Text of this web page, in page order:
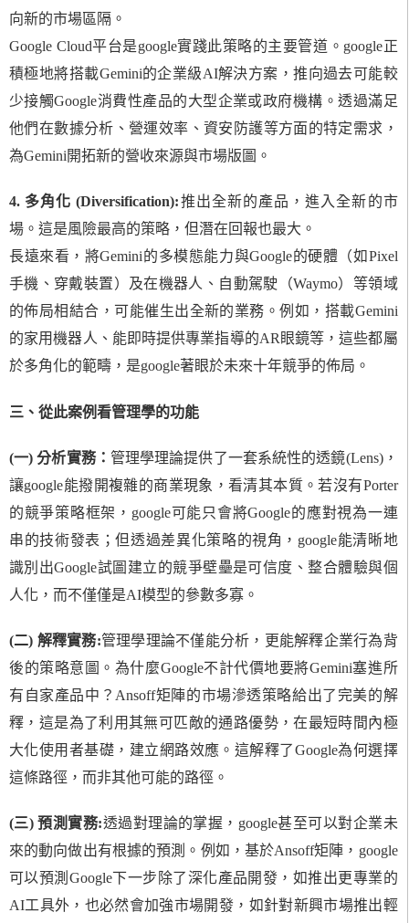
向新的市場區隔。
Google Cloud平台是google實踐此策略的主要管道。google正
積極地將搭載Gemini的企業級AI解決方案，推向過去可能較
少接觸Google消費性產品的大型企業或政府機構。透過滿足
他們在數據分析、營運效率、資安防護等方面的特定需求，
為Gemini開拓新的營收來源與市場版圖。
4. 多角化 (Diversification):推出全新的產品，進入全新的市
場。這是風險最高的策略，但潛在回報也最大。
長遠來看，將Gemini的多模態能力與Google的硬體（如Pixel
手機、穿戴裝置）及在機器人、自動駕駛（Waymo）等領域
的佈局相結合，可能催生出全新的業務。例如，搭載Gemini
的家用機器人、能即時提供專業指導的AR眼鏡等，這些都屬
於多角化的範疇，是google著眼於未來十年競爭的佈局。
三、從此案例看管理學的功能
(一) 分析實務： 管理學理論提供了一套系統性的透鏡(Lens)，
讓google能撥開複雜的商業現象，看清其本質。若沒有Porter
的競爭策略框架，google可能只會將Google的應對視為一連
串的技術發表；但透過差異化策略的視角，google能清晰地
識別出Google試圖建立的競爭壁壘是可信度、整合體驗與個
人化，而不僅僅是AI模型的參數多寡。
(二) 解釋實務:管理學理論不僅能分析，更能解釋企業行為背
後的策略意圖。為什麼Google不計代價地要將Gemini塞進所
有自家產品中？Ansoff矩陣的市場滲透策略給出了完美的解
釋，這是為了利用其無可匹敵的通路優勢，在最短時間內極
大化使用者基礎，建立網路效應。這解釋了Google為何選擇
這條路徑，而非其他可能的路徑。
(三) 預測實務:透過對理論的掌握，google甚至可以對企業未
來的動向做出有根據的預測。例如，基於Ansoff矩陣，google
可以預測Google下一步除了深化產品開發，如推出更專業的
AI工具外，也必然會加強市場開發，如針對新興市場推出輕